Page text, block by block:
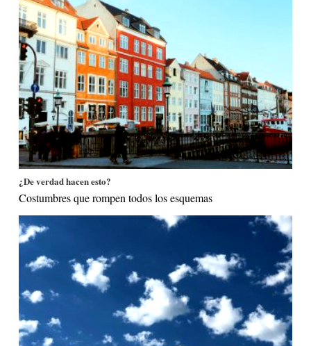
¿De verdad hacen esto?
Costumbres que rompen todos los esquemas